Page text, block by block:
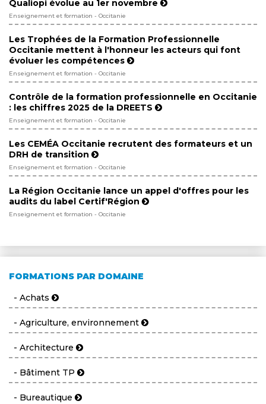
Qualiopi évolue au 1er novembre
Enseignement et formation - Occitanie
Les Trophées de la Formation Professionnelle
Occitanie mettent à l'honneur les acteurs qui font
évoluer les compétences
Enseignement et formation - Occitanie
Contrôle de la formation professionnelle en Occitanie
: les chiffres 2025 de la DREETS
Enseignement et formation - Occitanie
Les CEMÉA Occitanie recrutent des formateurs et un
DRH de transition
Enseignement et formation - Occitanie
La Région Occitanie lance un appel d'offres pour les
audits du label Certif'Région
Enseignement et formation - Occitanie
FORMATIONS PAR DOMAINE
- Achats
- Agriculture, environnement
- Architecture
- Bâtiment TP
- Bureautique